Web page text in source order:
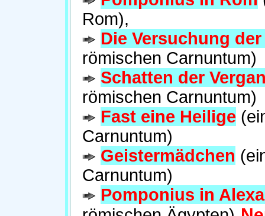
Rom),
Die Versuchung
römischen Carnuntum)
Schatten der
römischen Carnuntum)
Fast eine Heilige
Carnuntum)
Geistermädchen
Carnuntum)
Pomponius in